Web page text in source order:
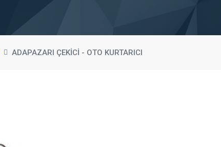
ADAPAZARI ÇEKICI - OTO KURTARICI